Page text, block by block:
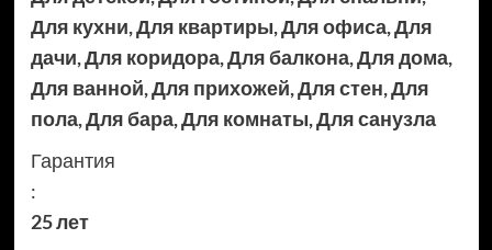
Для кухни,Для квартиры,Для офиса,Для
дачи,Для коридора,Для балкона,Для дома,
Для ванной,Для прихожей,Для стен,Для
пола,Для бара,Для комнаты,Для санузла
Гарантия
:
25 лет